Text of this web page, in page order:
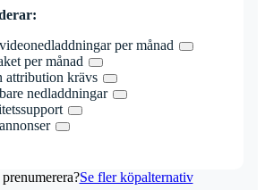
per månad
per månad
attribution krävs
nedladdningar
Se fler köpalternativ